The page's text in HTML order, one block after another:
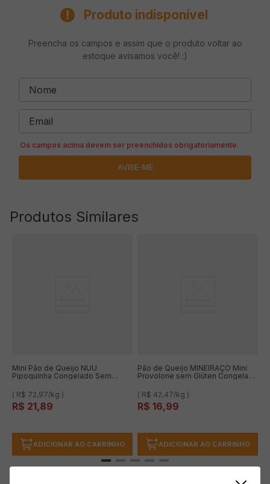
Produto indisponível
Preencha os campos e assim que o produto voltar ao
estoque avisamos você! :)
Produtos Similares
Mini Pão de Queijo NUU
Pipoquinha Congelado Sem
( R$ 72,97/kg )
R$ 21,89
ADICIONAR AO CARRINHO
Pão de Queijo MINEIRAÇO Mini
Provolone sem Glúten Congelado
( R$ 42,47/kg )
R$ 16,99
ADICIONAR AO CARRINHO